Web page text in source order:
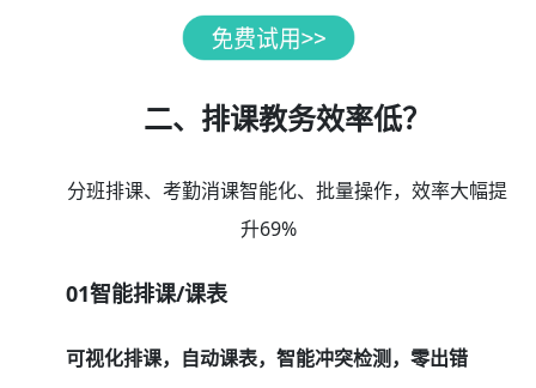
二、排课教务效率低？
分班排课、考勤消课智能化、批量操作，效率大幅提
升69%
01智能排课/课表
可视化排课，自动课表，智能冲突检测，零出错